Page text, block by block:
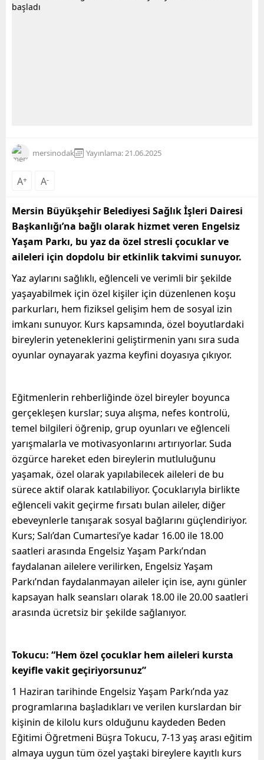
mersinodak Yayınlama: 21.06.2025
A+ A-
Mersin Büyükşehir Belediyesi Sağlık İşleri Dairesi
Başkanlığı’na bağlı olarak hizmet veren Engelsiz
Yaşam Parkı, bu yaz da özel stresli çocuklar ve
aileleri için dopdolu bir etkinlik takvimi sunuyor.
Yaz aylarını sağlıklı, eğlenceli ve verimli bir şekilde
yaşayabilmek için özel kişiler için düzenlenen koşu
parkurları, hem fiziksel gelişim hem de sosyal izin
imkanı sunuyor. Kurs kapsamında, özel boyutlardaki
bireylerin yeteneklerini geliştirmenin yanı sıra suda
oyunlar oynayarak yazma keyfini doyasıya çıkıyor.
Eğitmenlerin rehberliğinde özel bireyler boyunca
gerçekleşen kurslar; suya alışma, nefes kontrolü,
temel bilgileri öğrenip, grup oyunları ve eğlenceli
yarışmalarla ve motivasyonlarını artırıyorlar. Suda
özgürce hareket eden bireylerin mutluluğunu
yaşamak, özel olarak yapılabilecek aileleri de bu
sürece aktif olarak katılabiliyor. Çocuklarıyla birlikte
eğlenceli vakit geçirme fırsatı bulan aileler, diğer
ebeveynlerle tanışarak sosyal bağlarını güçlendiriyor.
Kurs; Salı’dan Cumartesi’ye kadar 16.00 ile 18.00
saatleri arasında Engelsiz Yaşam Parkı’ndan
faydalanan ailelere verilirken, Engelsiz Yaşam
Parkı’ndan faydalanmayan aileler için ise, aynı günler
kapsayan halk seansları olarak 18.00 ile 20.00 saatleri
arasında ücretsiz bir şekilde sağlanıyor.
Tokucu: “Hem özel çocuklar hem aileleri kursta
keyifle vakit geçiriyorsunuz”
1 Haziran tarihinde Engelsiz Yaşam Parkı’nda yaz
programlarına başladıkları ve verilen kurslardan bir
kişinin de kilolu kurs olduğunu kaydeden Beden
Eğitimi Öğretmeni Büşra Tokucu, 7-13 yaş arası eğitim
almaya uygun tüm özel yaştaki bireylere kayıtlı kurs